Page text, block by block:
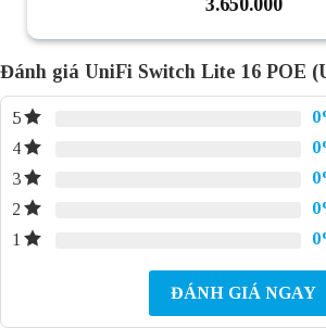
3.650.000
Đánh giá UniFi Switch Lite 16 POE
5
4
3
2
1
ĐÁNH GIÁ NGAY